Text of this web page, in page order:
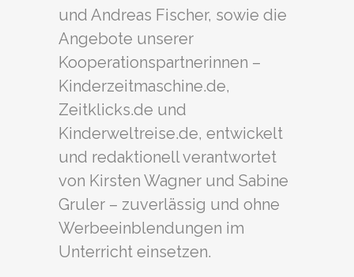
und Andreas Fischer, sowie die
Angebote unserer
Kooperationspartnerinnen –
Kinderzeitmaschine.de,
Zeitklicks.de und
Kinderweltreise.de, entwickelt
und redaktionell verantwortet
von Kirsten Wagner und Sabine
Gruler – zuverlässig und ohne
Werbeeinblendungen im
Unterricht einsetzen.